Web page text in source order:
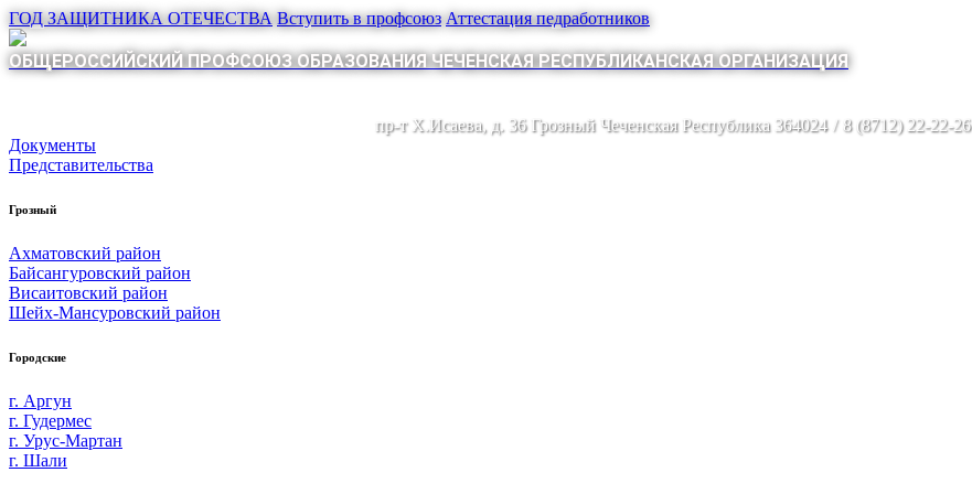
ГОД ЗАЩИТНИКА ОТЕЧЕСТВА Вступить в профсоюз Аттестация педработников
ОБЩЕРОССИЙСКИЙ ПРОФСОЮЗ ОБРАЗОВАНИЯ ЧЕЧЕНСКАЯ РЕСПУБЛИКАНСКАЯ ОРГАНИЗАЦИЯ
пр-т Х.Исаева, д. 36 Грозный Чеченская Республика 364024 / 8 (8712) 22-22-26
Документы
Представительства
Грозный
Ахматовский район
Байсангуровский район
Висаитовский район
Шейх-Мансуровский район
Городские
г. Аргун
г. Гудермес
г. Урус-Мартан
г. Шали